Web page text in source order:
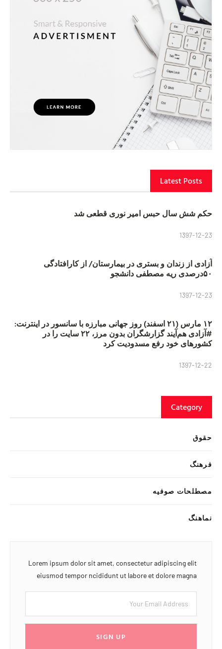
Latest Posts
حکم شش سال حبس امیر نوری قطعی شد
1397-12-23
آزادی از زندان و بستری در بیمارستان/ از کارافتادگی
۵۰درصدی ریه مصطفی دانشجو
1397-12-23
۱۲ مارس (۲۱ اسفند) روز جهانی مبارزه با سانسور در اینترنت:
#آزادی هم‌آیند گزارشگران‌ بدون مرز، ۲۲ سایت را در
کشورهای خود رفع مسدودیت کرد
1397-12-22
Category
حقوق
فرهنگ
مصطلحات صوفیه
نماهنگ
Lorem ipsum dolor sit amet, consectetur adipiscing elit
eiusmod tempor ncididunt ut labore et dolore magna
SIGN UP